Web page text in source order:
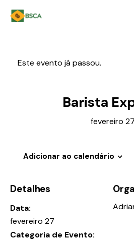
Este evento já passou.
Barista
fevereiro 27
Adicionar ao calendário
Detalhes
Data:
fevereiro 27
Categoria de Evento: